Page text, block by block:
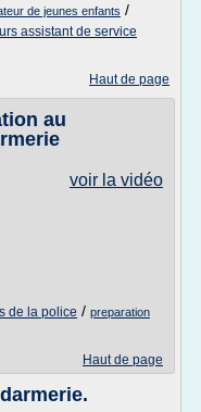
de jeunes enfants /
assistant de service
Haut de page
au
voir la vidéo
de la police / preparation
Haut de page